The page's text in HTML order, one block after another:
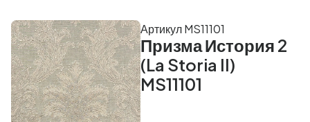
Призма История 2
(La Storia II)
MS11101
Артикул MS11101